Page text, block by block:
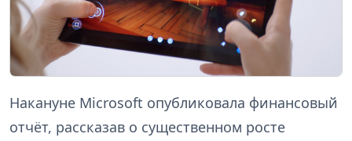
Накануне Microsoft опубликовала финансовый
отчёт, рассказав о существенном росте